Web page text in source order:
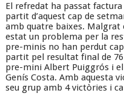
El refredat ha passat
partit d’aquest cap de
amb quatre baixes. Malgrat
estat un problema per la
pre-minis no han perdut
partit pel resultat final de 76
pre-mini Albert Puiggrós i
Genís Costa. Amb aquesta
seu grup amb 4 victòries i